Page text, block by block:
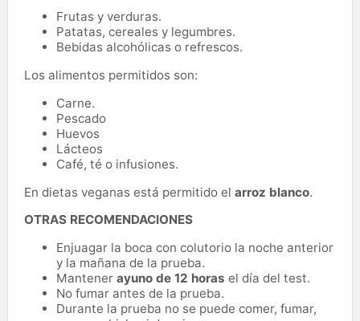
Frutas y verduras.
Patatas, cereales y legumbres.
Bebidas alcohólicas o refrescos.
Los alimentos permitidos son:
Carne.
Pescado
Huevos
Lácteos
Café, té o infusiones.
En dietas veganas está permitido el arroz blanco.
OTRAS RECOMENDACIONES
Enjuagar la boca con colutorio la noche anterior
y la mañana de la prueba.
Mantener ayuno de 12 horas el día del test.
No fumar antes de la prueba.
Durante la prueba no se puede comer, fumar,